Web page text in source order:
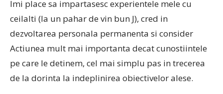
Imi place sa impartasesc experientele mele cu
ceilalti (la un pahar de vin bun J), cred in
dezvoltarea personala permanenta si consider
Actiunea mult mai importanta decat cunostiintele
pe care le detinem, cel mai simplu pas in trecerea
de la dorinta la indeplinirea obiectivelor alese.